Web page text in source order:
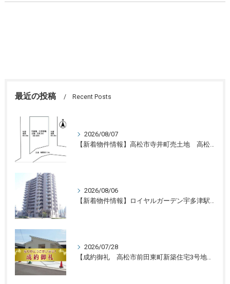
最近の投稿 Recent Posts
2026/08/07
【新着物件情報】高松市寺井町売土地 高松の不動産売却、不動産買取、不動産査定のことならLifeスマイル
2026/08/06
2026/07/28
【成約御礼 高松市前田東町新築住宅3号地】香川県の不動産の買取・売却・査定ならLifeスマイルにお任せください